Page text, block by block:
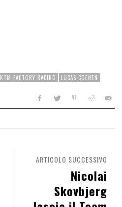
KTM FACTORY RACING
LUCAS COENEN
ARTICOLO SUCCESSIVO
Nicolai
Skovbjerg